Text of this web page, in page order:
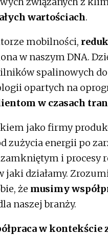
wartościach.
mobilności,
w naszym DNA.
spalinowych
opartych na
w czasach
jako firmy
zużycia energii po
zamkniętym i
jaki działamy.
że musimy
naszej branży.
w